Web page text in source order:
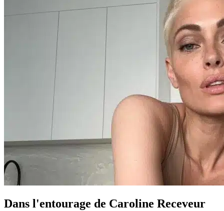
Dans l'entourage de Caroline Receveur